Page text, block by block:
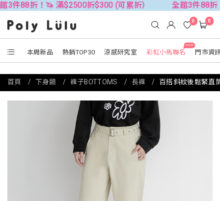
🦄 滿$2500折$300 (可累折） 全館3件88折！🦄 滿
本周新品 熱銷TOP30 涼感研究室
NEW
彩虹小馬聯名 門市資
0 0
首頁 下身類 褲子BOTTOMS 長褲 百搭斜紋後鬆緊直